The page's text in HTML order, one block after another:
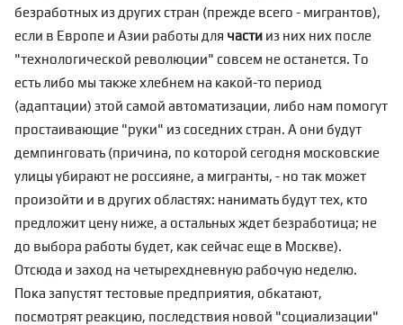
безработных из других стран (прежде всего - мигрантов),
если в Европе и Азии работы для части из них них после
"технологической революции" совсем не останется. То
есть либо мы также хлебнем на какой-то период
(адаптации) этой самой автоматизации, либо нам помогут
простаивающие "руки" из соседних стран. А они будут
демпинговать (причина, по которой сегодня московские
улицы убирают не россияне, а мигранты, - но так может
произойти и в других областях: нанимать будут тех, кто
предложит цену ниже, а остальных ждет безработица; не
до выбора работы будет, как сейчас еще в Москве).
Отсюда и заход на четырехдневную рабочую неделю.
Пока запустят тестовые предприятия, обкатают,
посмотрят реакцию, последствия новой "социализации"